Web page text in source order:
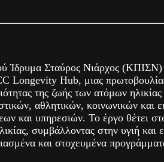
Ίδρυμα Σταύρος Νιάρχος (ΚΠΙΣΝ)
Longevity Hub, μιας
της ζωής των ατόμων
αθλητικών, κοινωνικών και
και υπηρεσιών. Το έργο θέτει
συμβάλλοντας στην υγιή και
και στοχευμένα